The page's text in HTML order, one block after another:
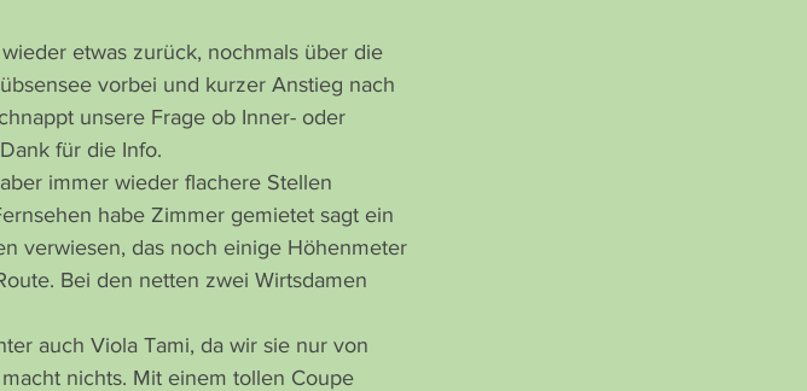
etwas zurück, nochmals über die
vorbei und kurzer Anstieg nach
unsere Frage ob Inner- oder
für die Info.
immer wieder flachere Stellen
habe Zimmer gemietet sagt ein
verwiesen, das noch einige Höhenmeter
Bei den netten zwei Wirtsdamen
auch Viola Tami, da wir sie nur von
nichts. Mit einem tollen Coupe